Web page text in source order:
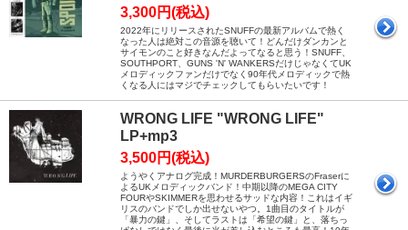
3,300円(税込)
2022年にリリースされたSNUFFの最新アルバムで熱く
なった人は絶対この音源を聴いて！どんだけダンカンと
サイモンのこと好きなんだよってなると思う！SNUFF、
SOUTHPORT、GUNS 'N' WANKERSだけじゃなくてUK
メロディックファンだけでなく90年代メロディックで熱
くなる人にはマジでチェックしてもらいたいです！
WRONG LIFE "WRONG LIFE"
LP+mp3
3,500円(税込)
ようやくアナログ完成！MURDERBURGERSのFraserに
よるUKメロディックバンド！中期以降のMEGA CITY
FOURやSKIMMERを思わせるサッドな内容！これはイギ
リスのバンドでしか出せないやつ。1曲目のタイトルが
「暴力の鍵」、そしてラストは「希望の鍵」と、落ちっ